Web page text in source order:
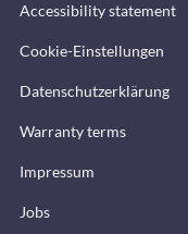
Accessibility statement
Cookie-Einstellungen
Datenschutzerklärung
Warranty terms
Impressum
Jobs